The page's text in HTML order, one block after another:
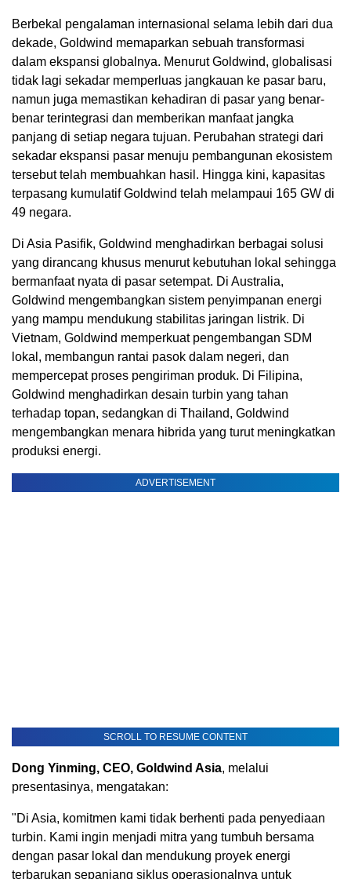
Berbekal pengalaman internasional selama lebih dari dua
dekade, Goldwind memaparkan sebuah transformasi
dalam ekspansi globalnya. Menurut Goldwind, globalisasi
tidak lagi sekadar memperluas jangkauan ke pasar baru,
namun juga memastikan kehadiran di pasar yang benar-
benar terintegrasi dan memberikan manfaat jangka
panjang di setiap negara tujuan. Perubahan strategi dari
sekadar ekspansi pasar menuju pembangunan ekosistem
tersebut telah membuahkan hasil. Hingga kini, kapasitas
terpasang kumulatif Goldwind telah melampaui 165 GW di
49 negara.
Di Asia Pasifik, Goldwind menghadirkan berbagai solusi
yang dirancang khusus menurut kebutuhan lokal sehingga
bermanfaat nyata di pasar setempat. Di Australia,
Goldwind mengembangkan sistem penyimpanan energi
yang mampu mendukung stabilitas jaringan listrik. Di
Vietnam, Goldwind memperkuat pengembangan SDM
lokal, membangun rantai pasok dalam negeri, dan
mempercepat proses pengiriman produk. Di Filipina,
Goldwind menghadirkan desain turbin yang tahan
terhadap topan, sedangkan di Thailand, Goldwind
mengembangkan menara hibrida yang turut meningkatkan
produksi energi.
ADVERTISEMENT
SCROLL TO RESUME CONTENT
Dong Yinming, CEO, Goldwind Asia, melalui
presentasinya, mengatakan:
"Di Asia, komitmen kami tidak berhenti pada penyediaan
turbin. Kami ingin menjadi mitra yang tumbuh bersama
dengan pasar lokal dan mendukung proyek energi
terbarukan sepanjang siklus operasionalnya untuk